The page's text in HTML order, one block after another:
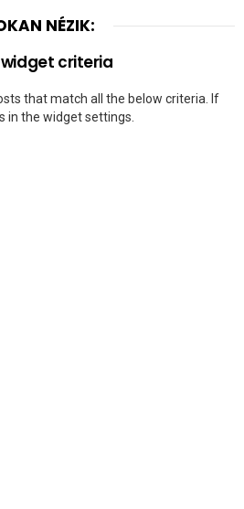
NÉZIK:
criteria
that match all the below criteria. If
in the widget settings.